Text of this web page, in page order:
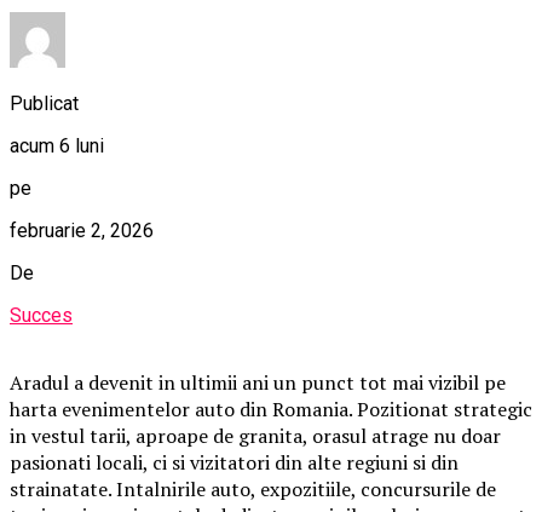
Publicat
acum 6 luni
pe
februarie 2, 2026
De
Succes
Aradul a devenit in ultimii ani un punct tot mai vizibil pe
harta evenimentelor auto din Romania. Pozitionat strategic
in vestul tarii, aproape de granita, orasul atrage nu doar
pasionati locali, ci si vizitatori din alte regiuni si din
strainatate. Intalnirile auto, expozitiile, concursurile de